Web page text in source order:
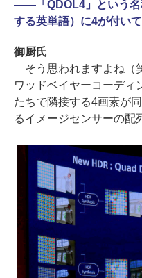
――「QDOL4」という
する英単語）に4が付いて
御厨氏
そう思われますよね（
ワッドベイヤーコーディ
たちで隣接する4画素が
るイメージセンサーの配